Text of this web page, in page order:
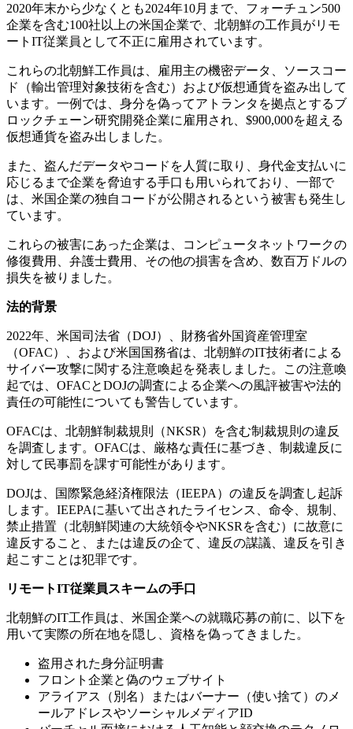
2020年末から少なくとも2024年10月まで、フォーチュン500
企業を含む100社以上の米国企業で、北朝鮮の工作員がリモ
ート IT従業員として不正に雇用されています。
これらの北朝鮮工作員は、雇用主の機密データ、ソースコー
ド（輸出管理対象技術を含む）および仮想通貨を盗み出して
います。一例では、身分を偽ってアトランタを拠点とするブ
ロックチェーン研究開発企業に雇用され、 $900,000を超える
仮想通貨を盗み出しました。
また、盗んだデータやコードを人質に取り、身代金支払いに
応じるまで企業を脅迫する手口も用いられており、一部で
は、米国企業の独自コードが公開されるという被害も発生し
ています。
これらの被害にあった企業は、コンピュータネットワークの
修復費用、弁護士費用、その他の損害を含め、数百万ドルの
損失を被りました。
法的背景
2022年、米国司法省（DOJ）、財務省外国資産管理室
（OFAC）、および米国国務省は、北朝鮮のIT技術者による
サイバー攻撃に関する注意喚起を発表しました。この注意喚
起では、 OFACとDOJの調査による企業への風評被害や法的
責任の可能性についても警告しています。
OFACは、北朝鮮制裁規則（NKSR ）を含む制裁規則の違反
を調査します。 OFACは、厳格な責任に基づき、制裁違反に
対して民事罰を課す可能性があります。
DOJは、国際緊急経済権限法（IEEPA ）の違反を調査し起訴
します。 IEEPAに基いて出されたライセンス、命令、規制、
禁止措置（北朝鮮関連の大統領令やNKSR を含む）に故意に
違反すること、または違反の企て、違反の謀議、違反を引き
起こすことは犯罪です。
リモートIT従業員スキームの手口
北朝鮮のIT工作員は、米国企業への就職応募の前に、以下を
用いて実際の所在地を隠し、資格を偽ってきました。
盗用された身分証明書
フロント企業と偽のウェブサイト
アライアス（別名）またはバーナー（使い捨て）のメ
ールアドレスやソーシャルメディアID